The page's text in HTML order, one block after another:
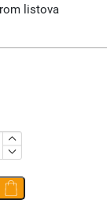
listova